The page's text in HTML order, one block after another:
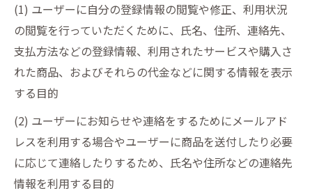
(1) ユーザーに自分の登録情報の閲覧や修正、利用状況
の閲覧を行っていただくために、氏名、住所、連絡先、
支払方法などの登録情報、利用されたサービスや購入さ
れた商品、およびそれらの代金などに関する情報を表示
する目的
(2) ユーザーにお知らせや連絡をするためにメールアド
レスを利用する場合やユーザーに商品を送付したり必要
に応じて連絡したりするため、氏名や住所などの連絡先
情報を利用する目的